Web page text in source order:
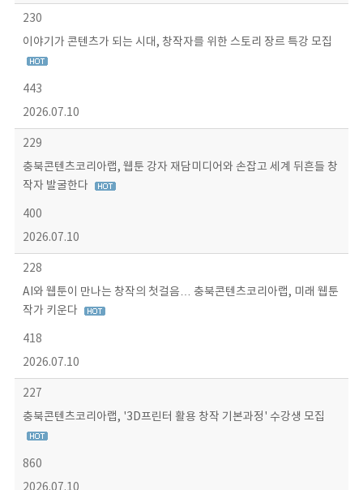
230
이야기가 콘텐츠가 되는 시대, 창작자를 위한 스토리 장르 특강 모집
443
2026.07.10
229
충북콘텐츠코리아랩, 웹툰 강자 재담미디어와 손잡고 세계 뒤흔들 창
작자 발굴한다
400
2026.07.10
228
AI와 웹툰이 만나는 창작의 첫걸음… 충북콘텐츠코리아랩, 미래 웹툰
작가 키운다
418
2026.07.10
227
충북콘텐츠코리아랩, '3D프린터 활용 창작 기본과정' 수강생 모집
860